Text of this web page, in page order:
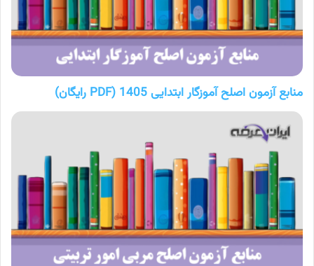
منابع آزمون اصلح آموزگار ابتدایی 1405 (PDF رایگان)